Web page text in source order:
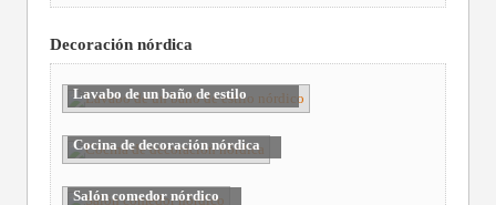
Decoración nórdica
Lavabo de un baño de estilo
nórdico
Cocina de decoración nórdica
Salón comedor nórdico